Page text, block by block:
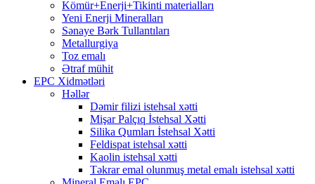
Kömür+Enerji+Tikinti materialları
Yeni Enerji Mineralları
Sənaye Bərk Tullantıları
Metallurgiya
Toz emalı
Ətraf mühit
EPC Xidmətləri
Həllər
Dəmir filizi istehsal xətti
Mişar Palçıq İstehsal Xətti
Silika Qumları İstehsal Xətti
Feldispat istehsal xətti
Kaolin istehsal xətti
Təkrar emal olunmuş metal emalı istehsal xətti